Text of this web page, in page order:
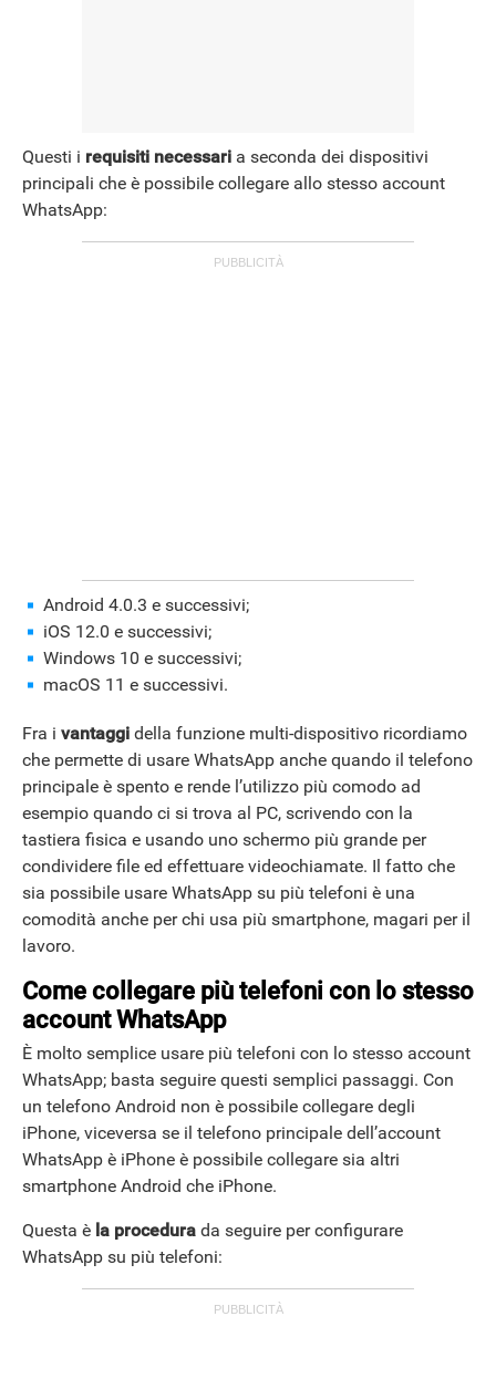
ANDROID
Questi i requisiti necessari a seconda dei dispositivi
principali che è possibile collegare allo stesso account
WhatsApp:
Android 4.0.3 e successivi;
iOS 12.0 e successivi;
Windows 10 e successivi;
macOS 11 e successivi.
Fra i vantaggi della funzione multi-dispositivo ricordiamo
che permette di usare WhatsApp anche quando il telefono
principale è spento e rende l’utilizzo più comodo ad
esempio quando ci si trova al PC, scrivendo con la
tastiera fisica e usando uno schermo più grande per
condividere file ed effettuare videochiamate. Il fatto che
sia possibile usare WhatsApp su più telefoni è una
comodità anche per chi usa più smartphone, magari per il
lavoro.
Come collegare più telefoni con lo stesso
account WhatsApp
È molto semplice usare più telefoni con lo stesso account
WhatsApp; basta seguire questi semplici passaggi. Con
un telefono Android non è possibile collegare degli
iPhone, viceversa se il telefono principale dell’account
WhatsApp è iPhone è possibile collegare sia altri
smartphone Android che iPhone.
Questa è la procedura da seguire per configurare
WhatsApp su più telefoni: